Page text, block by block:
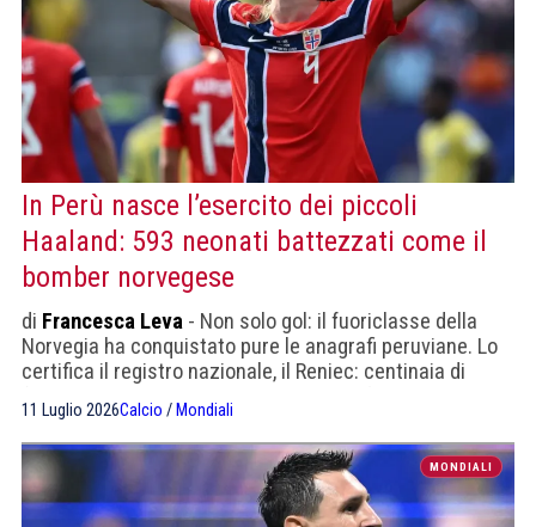
In Perù nasce l’esercito dei piccoli
Haaland: 593 neonati battezzati come il
bomber norvegese
di Francesca Leva - Non solo gol: il fuoriclasse della
Norvegia ha conquistato pure le anagrafi peruviane. Lo
certifica il registro nazionale, il Reniec: centinaia di
il torneo.
11 Luglio 2026Calcio / Mondiali
MONDIALI